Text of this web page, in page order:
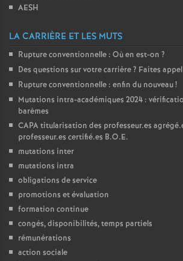
AESH
LA CARRIÈRE ET LES MUTS
Rupture conventionnelle : Où en est-on ?
Des questions sur votre carrière? Faites
Rupture conventionnelle : enfin du nouveau!
Mutations intra-académiques 2024 :
barèmes
CAPAtitularisation des professeur.es
professeur.es certifié.es B.O.E.
mutations inter
mutations intra
obligations de service
promotions et évaluation
formation continue
congés, disponibilités, temps partiels
rémunérations
action sociale